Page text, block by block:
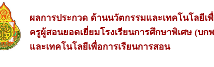
ผลการประกวด ด้านนวัตกรรมและเทคโนโลยีเ
ครูผู้สอนยอดเยี่ยมโรงเรียนการศึกษาพิเศษ (บ
และเทคโนโลยีเพื่อการเรียนการสอน